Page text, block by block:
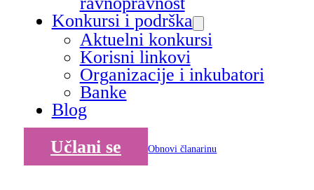
Konkursi i podrška
Aktuelni konkursi
Korisni linkovi
Organizacije i inkubatori
Banke
Blog
Učlani se
Obnovi članarinu